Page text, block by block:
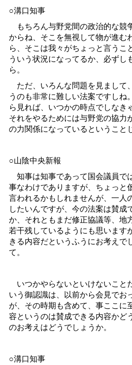
○溝口知事
もちろん与野党間の政治的な競
からね、そこを無視して物が進む
ら、そこは我々がちょっと言うこ
ういう状況になってるか、必ずし
ら。
ただ、いろんな問題を見まして
うのも非常に難しい法案ですしね
ら見れば、いつかの時点でしなき
それをやるためには与野党の協力
の力関係になっているということ
○山陰中央新報
知事は知事であって国会議員で
事なわけでありますが、ちょっと
言われるかもしれませんが、一人
したいんですが、今の法案は賛成
か、それともまだ修正協議等、地
若干残しているようにも思います
きる内容だというふうにお考えで
て。
いつかやらないといけないこと
いう御認識は、以前から会見でお
が、その時期も含めて、事ここに
容というのは賛成できる内容かど
のお考えはどうでしょうか。
○溝口知事